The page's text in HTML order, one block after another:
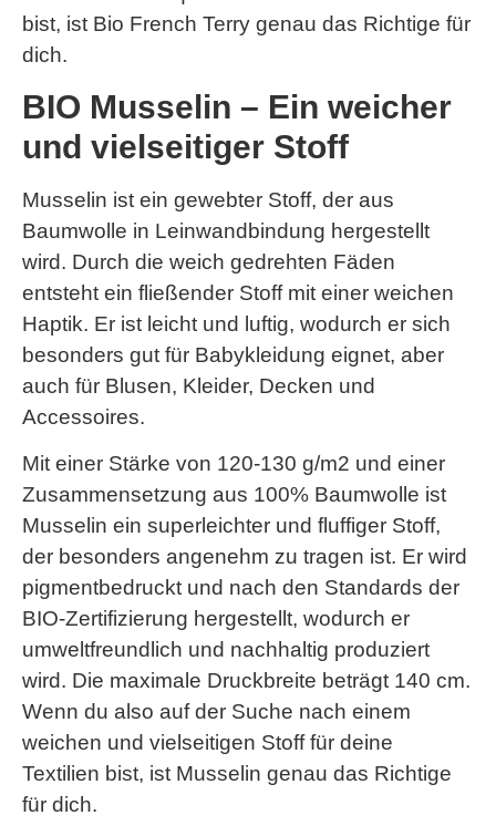
bist, ist Bio French Terry genau das Richtige für
dich.
BIO Musselin – Ein weicher
und vielseitiger Stoff
Musselin ist ein gewebter Stoff, der aus
Baumwolle in Leinwandbindung hergestellt
wird. Durch die weich gedrehten Fäden
entsteht ein fließender Stoff mit einer weichen
Haptik. Er ist leicht und luftig, wodurch er sich
besonders gut für Babykleidung eignet, aber
auch für Blusen, Kleider, Decken und
Accessoires.
Mit einer Stärke von 120-130 g/m2 und einer
Zusammensetzung aus 100% Baumwolle ist
Musselin ein superleichter und fluffiger Stoff,
der besonders angenehm zu tragen ist. Er wird
pigmentbedruckt und nach den Standards der
BIO-Zertifizierung hergestellt, wodurch er
umweltfreundlich und nachhaltig produziert
wird. Die maximale Druckbreite beträgt 140 cm.
Wenn du also auf der Suche nach einem
weichen und vielseitigen Stoff für deine
Textilien bist, ist Musselin genau das Richtige
für dich.